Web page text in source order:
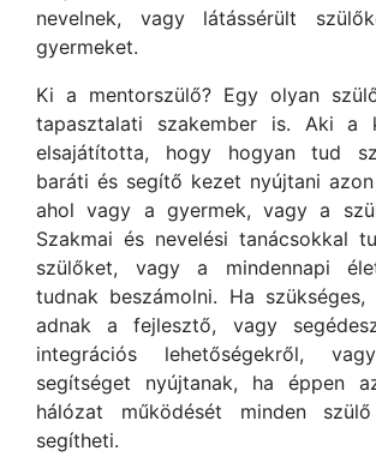
nevelnek, vagy látássérült
gyermeket.
Ki a mentorszülő? Egy olyan
tapasztalati szakember is. Aki a
elsajátította, hogy hogyan tud
baráti és segítő kezet nyújtani
ahol vagy a gyermek, vagy a
Szakmai és nevelési tanácsokkal
szülőket, vagy a mindennapi
tudnak beszámolni. Ha szükséges,
adnak a fejlesztő, vagy
integrációs lehetőségekről,
segítséget nyújtanak, ha éppen
hálózat működését minden
segítheti.